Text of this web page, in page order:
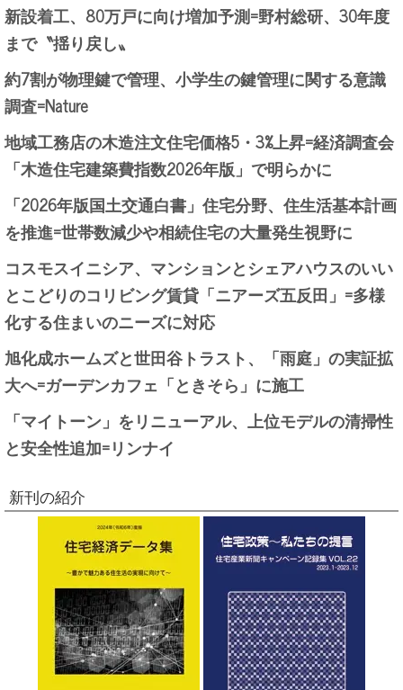
新設着工、80万戸に向け増加予測=野村総研、30年度
まで〝揺り戻し〟
約7割が物理鍵で管理、小学生の鍵管理に関する意識
調査=Nature
地域工務店の木造注文住宅価格5・3%上昇=経済調査会
「木造住宅建築費指数2026年版」で明らかに
「2026年版国土交通白書」住宅分野、住生活基本計画
を推進=世帯数減少や相続住宅の大量発生視野に
コスモスイニシア、マンションとシェアハウスのいい
とこどりのコリビング賃貸「ニアーズ五反田」=多様
化する住まいのニーズに対応
旭化成ホームズと世田谷トラスト、「雨庭」の実証拡
大へ=ガーデンカフェ「ときそら」に施工
「マイトーン」をリニューアル、上位モデルの清掃性
と安全性追加=リンナイ
新刊の紹介